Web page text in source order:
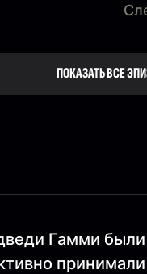
ПОКАЗАТЬ ВСЕ
Гамми